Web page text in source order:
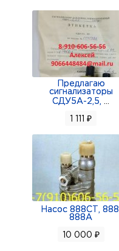
Предлагаю
сигнализаторы
СДУ5А-2,5,
1 111 ₽
Насос 888СТ, 888,
888А
10 000 ₽